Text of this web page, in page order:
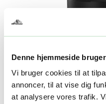
Denne hjemmeside
Vi bruger cookies til at
annoncer, til at vise dig
at analysere vores trafik.